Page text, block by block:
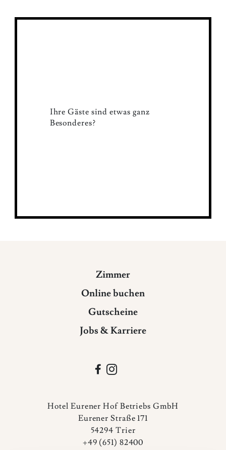
Ihre Gäste sind etwas ganz
Besonderes?
Zimmer
Online buchen
Gutscheine
Jobs & Karriere
 
Hotel Eurener Hof Betriebs GmbH
Eurener Straße 171
54294 Trier
+49 (651) 82400